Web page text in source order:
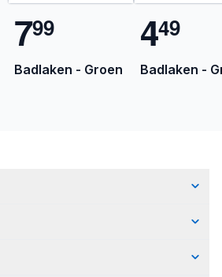
799
Badlaken - Groen
449
Badlaken -